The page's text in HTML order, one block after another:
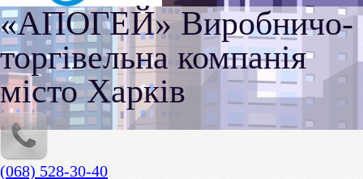
«АПОГЕЙ» Виробничо-
торгівельна компанія
місто Харків
(068) 528-30-40